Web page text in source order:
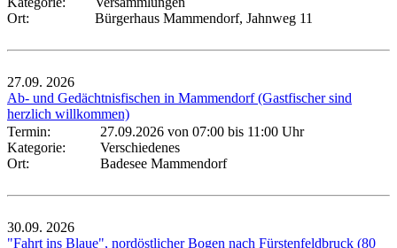
Ort:
Bürgerhaus Mammendorf, Jahnweg 11
27.09. 2026
Ab- und Gedächtnisfischen in Mammendorf (Gastfischer sind
herzlich willkommen)
Termin:
27.09.2026 von 07:00 bis 11:00 Uhr
Kategorie:
Verschiedenes
Ort:
Badesee Mammendorf
30.09. 2026
"Fahrt ins Blaue", nordöstlicher Bogen nach Fürstenfeldbruck (80